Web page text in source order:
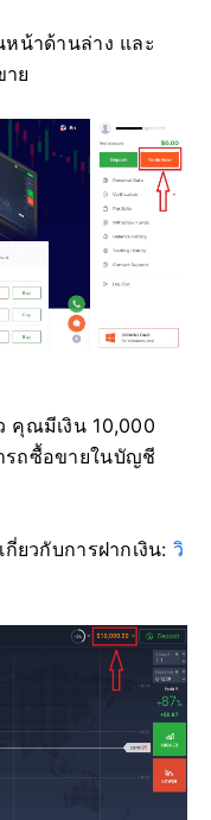
หน้าด้านล่าง และ
าย
คุณมีเงิน 10,000
ถซื้อขายในบัญชี
กี่ยวกับการฝากเงิน:วิ